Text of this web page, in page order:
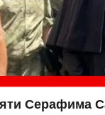
Серафима